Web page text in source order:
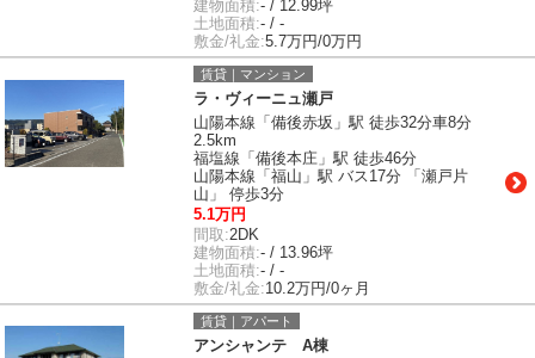
建物面積:- / 12.99坪
土地面積:- / -
敷金/礼金:5.7万円/0万円
賃貸｜マンション
ラ・ヴィーニュ瀬戸
山陽本線「備後赤坂」駅 徒歩32分車8分
2.5km
福塩線「備後本庄」駅 徒歩46分
山陽本線「福山」駅 バス17分 「瀬戸片
山」 停歩3分
5.1万円
間取:2DK
建物面積:- / 13.96坪
土地面積:- / -
敷金/礼金:10.2万円/0ヶ月
賃貸｜アパート
アンシャンテ A棟